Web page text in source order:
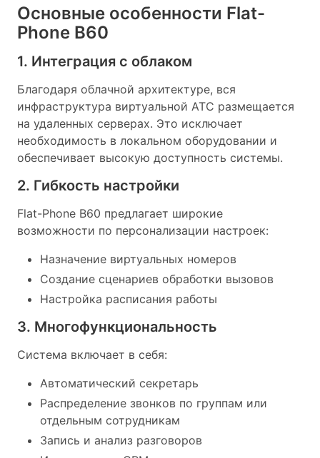
Основные особенности Flat-
Phone B60
1. Интеграция с облаком
Благодаря облачной архитектуре, вся
инфраструктура виртуальной АТС размещается
на удаленных серверах. Это исключает
необходимость в локальном оборудовании и
обеспечивает высокую доступность системы.
2. Гибкость настройки
Flat-Phone B60 предлагает широкие
возможности по персонализации настроек:
Назначение виртуальных номеров
Создание сценариев обработки вызовов
Настройка расписания работы
3. Многофункциональность
Система включает в себя:
Автоматический секретарь
Распределение звонков по группам или
отдельным сотрудникам
Запись и анализ разговоров